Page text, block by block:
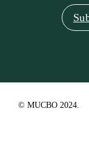
© MUCBO 2024.